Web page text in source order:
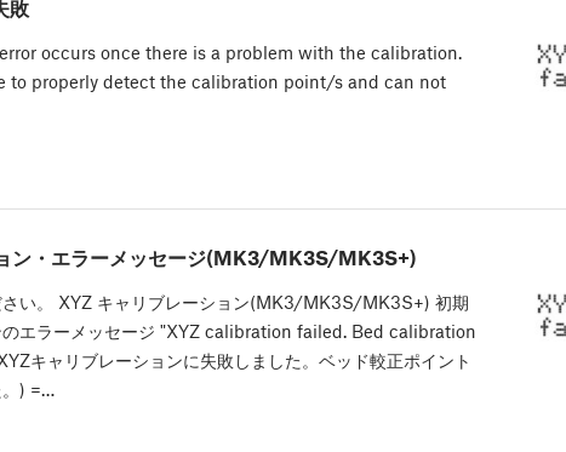
敗
occurs once there is a problem with the calibration.
to properly detect the calibration point/s and can not
ン・エラーメッセージ(MK3/MK3S/MK3S+)
さい。 XYZ キャリブレーション(MK3/MK3S/MK3S+) 初期
のエラーメッセージ "XYZ calibration failed. Bed calibration
キャリブレーションに失敗しました。ベッド較正ポイント
。) =…